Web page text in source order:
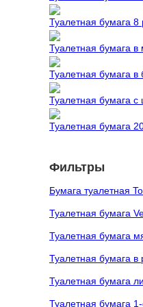
Туалетная бумага 8
Туалетная бумага
Туалетная бумага
Туалетная бумага с
Туалетная бумага
Фильтры
Бумага туалетная
Туалетная бумага
Туалетная бумага
Туалетная бумага в
Туалетная бумага
Туалетная бумага